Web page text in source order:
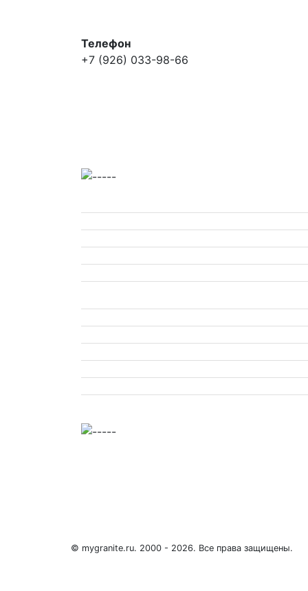
Телефон
+7 (926) 033-98-66
© mygranite.ru. 2000 - 2026. Все права защищены.